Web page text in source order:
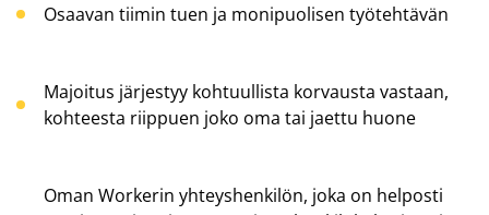
Osaavan tiimin tuen ja monipuolisen työtehtävän
Majoitus järjestyy kohtuullista korvausta vastaan,
kohteesta riippuen joko oma tai jaettu huone
Oman Workerin yhteyshenkilön, joka on helposti